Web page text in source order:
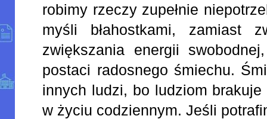
robimy rzeczy zupełnie
myśli błahostkami, zamiast
zwiększania energii
postaci radosnego śmiechu.
innych ludzi, bo ludziom
w życiu codziennym. Jeśli